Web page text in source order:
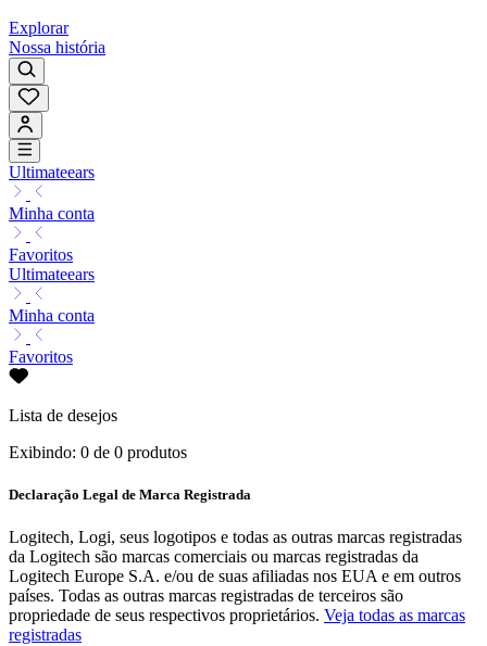
Explorar
Nossa história
Ultimateears
Minha conta
Favoritos
Ultimateears
Minha conta
Favoritos
Lista de desejos
Exibindo: 0 de 0 produtos
Declaração Legal de Marca Registrada
Logitech, Logi, seus logotipos e todas as outras marcas registradas
da Logitech são marcas comerciais ou marcas registradas da
Logitech Europe S.A. e/ou de suas afiliadas nos EUA e em outros
países. Todas as outras marcas registradas de terceiros são
propriedade de seus respectivos proprietários. Veja todas as marcas
registradas